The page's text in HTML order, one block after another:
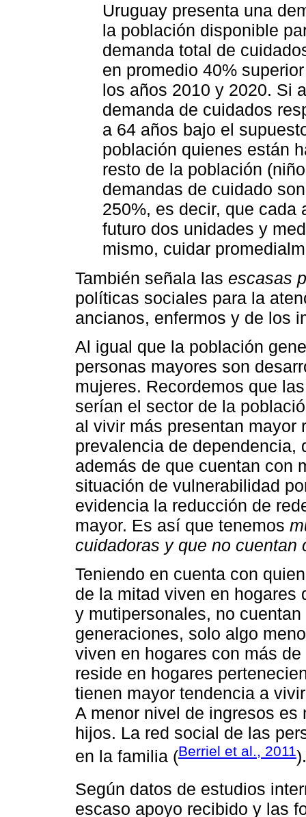
Uruguay presenta una
la población disponible
demanda total de
en promedio 40%
los años 2010 y 2020. Si
demanda de cuidados
a 64 años bajo el
población quienes están
resto de la población
demandas de cuidado
250%, es decir, que cada
futuro dos unidades y
mismo, cuidar
También señala las escasas
políticas sociales para la
ancianos, enfermos y de los
Al igual que la población
personas mayores son
mujeres. Recordemos que
serían el sector de la
al vivir más presentan mayor
prevalencia de dependencia,
además de que cuentan con
situación de vulnerabilidad
evidencia la reducción de
mayor. Es así que tenemos
cuidadoras y que no cuentan
Teniendo en cuenta con
de la mitad viven en hogares
y mutipersonales, no
generaciones, solo algo
viven en hogares con más
reside en hogares
tienen mayor tendencia a
A menor nivel de ingresos
hijos. La red social de las
en la familia (Berriel et al., 2011).
Según datos de estudios
escaso apoyo recibido y las